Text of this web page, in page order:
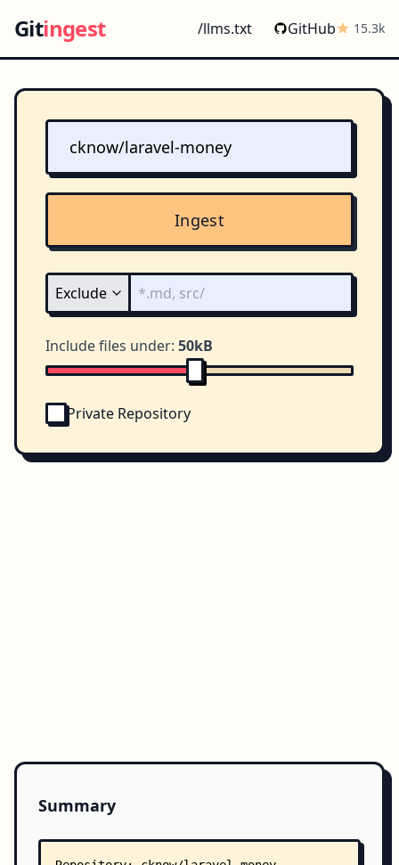
Gitingest /llms.txt GitHub 15.3k
Ingest
Include files under: 50kB
Private Repository
Summary